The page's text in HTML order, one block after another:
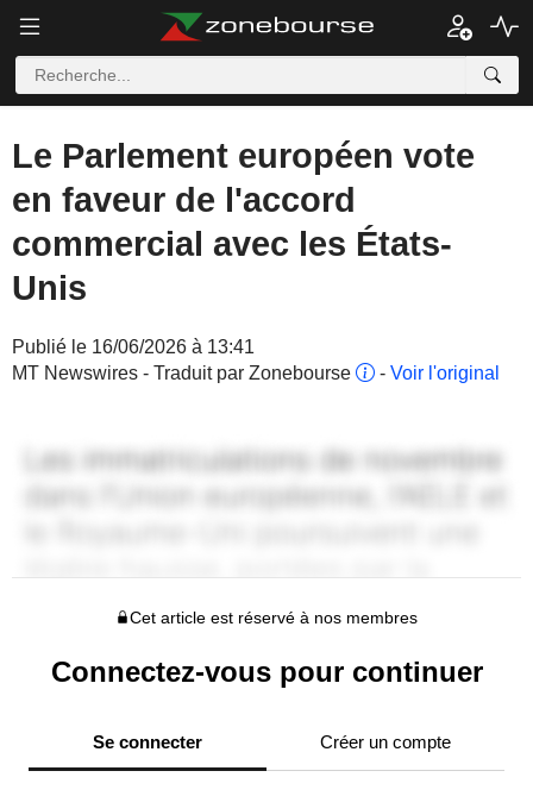
Le Parlement européen vote
en faveur de l'accord
commercial avec les États-
Unis
Publié le 16/06/2026 à 13:41
MT Newswires - Traduit par Zonebourse
- Voir l'original
Cet article est réservé à nos membres
Connectez-vous pour continuer
Se connecter Créer un compte